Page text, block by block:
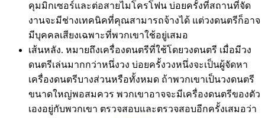
คุมมิกเซอร์และต่อสายไมโครโฟน บ่อยครั้งที่สถานที่จัด
งานจะมีช่างเทคนิคที่คุณสามารถจ้างได้ แต่วงดนตรีก็อาจ
มีบุคคลเสียงเฉพาะที่พวกเขาใช้อยู่เสมอ
เส้นหลัง. หมายถึงเครื่องดนตรีที่ใช้โดยวงดนตรี เมื่อมีวง
ดนตรีเล่นมากกว่าหนึ่งวง บ่อยครั้งวงหนึ่งจะเป็นผู้จัดหา
เครื่องดนตรีบางส่วนหรือทั้งหมด ถ้าพวกเขาเป็นวงดนตรี
ขนาดใหญ่พอสมควร พวกเขาอาจจะมีเครื่องดนตรีของตัว
เองอยู่กับพวกเขา ตรวจสอบและตรวจสอบอีกครั้งเสมอว่า